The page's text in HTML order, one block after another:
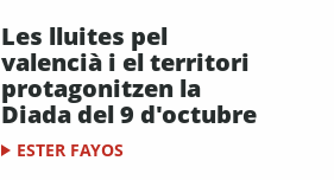
Les lluites pel
valencià i el territori
protagonitzen la
Diada del 9 d'octubre
ESTER FAYOS